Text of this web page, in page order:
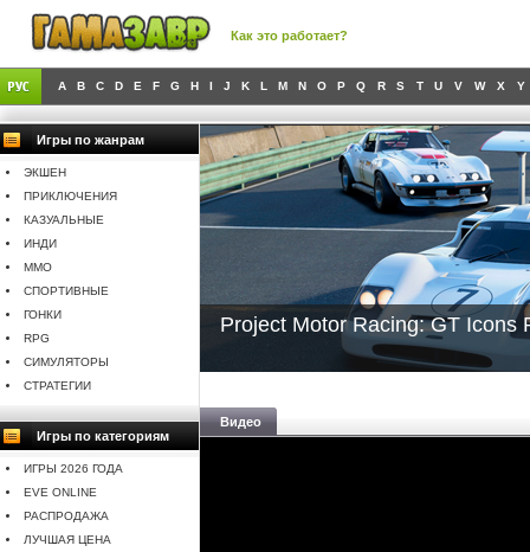
Как это работает?
A B C D E F G H I J K L M N O P Q R S T U V W X Y
Игры по жанрам
ЭКШЕН
ПРИКЛЮЧЕНИЯ
КАЗУАЛЬНЫЕ
ИНДИ
MMO
СПОРТИВНЫЕ
ГОНКИ
RPG
СИМУЛЯТОРЫ
СТРАТЕГИИ
Игры по категориям
ИГРЫ 2026 ГОДА
EVE ONLINE
РАСПРОДАЖА
ЛУЧШАЯ ЦЕНА
Project Motor Racing: GT Icons
Видео